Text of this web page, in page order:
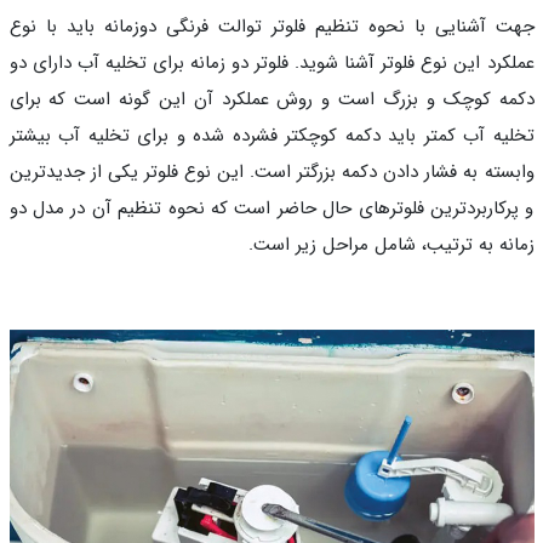
آشنایی با نحوه تنظیم فلوتر توالت فرنگی دوزمانه باید با نوع
این نوع فلوتر آشنا شوید. فلوتر دو زمانه برای تخلیه آب دارای دو
کوچک و بزرگ است و روش عملکرد آن این گونه است که برای
آب کمتر باید دکمه کوچکتر فشرده شده و برای تخلیه آب بیشتر
به فشار دادن دکمه بزرگتر است. این نوع فلوتر یکی از جدیدترین
فلوترهای حال حاضر است که نحوه تنظیم آن در مدل دو
به ترتیب، شامل مراحل زیر است.